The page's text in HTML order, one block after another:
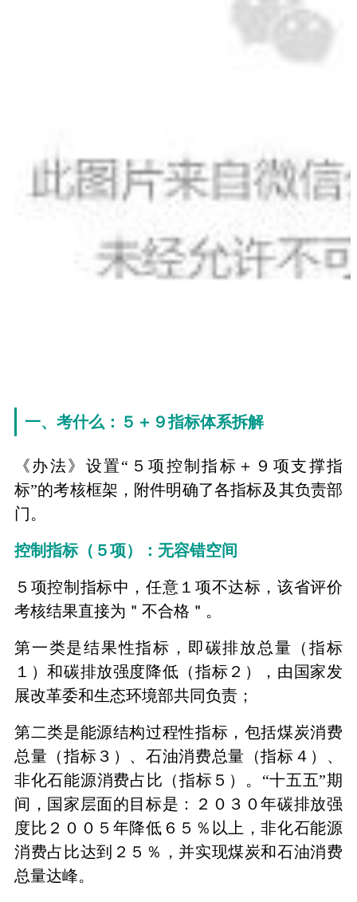
一、考什么：５＋９指标体系拆解
《办法》设置“５项控制指标＋９项支撑指
标”的考核框架，附件明确了各指标及其负责部
门。
控制指标（５项）：无容错空间
５项控制指标中，任意１项不达标，该省评价
考核结果直接为＂不合格＂。
第一类是结果性指标，即碳排放总量（指标
１）和碳排放强度降低（指标２），由国家发
展改革委和生态环境部共同负责；
第二类是能源结构过程性指标，包括煤炭消费
总量（指标３）、石油消费总量（指标４）、
非化石能源消费占比（指标５）。“十五五”期
间，国家层面的目标是：２０３０年碳排放强
度比２００５年降低６５％以上，非化石能源
消费占比达到２５％，并实现煤炭和石油消费
总量达峰。